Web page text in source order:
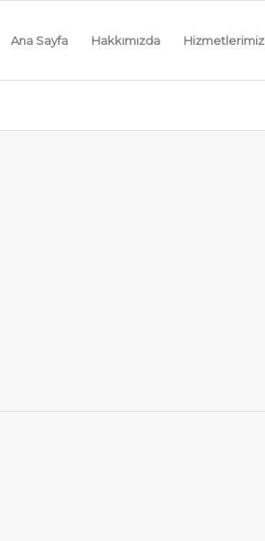
Ana Sayfa Hakkımızda Hizmetlerimiz